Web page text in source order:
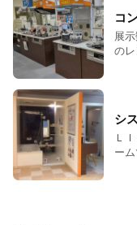
ム
を
コ
展
の
シ
Ｌ
ー